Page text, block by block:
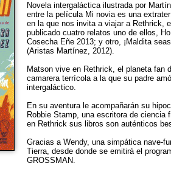
Novela intergaláctica ilustrada por
entre la película Mi novia es una
en la que nos invita a viajar a Rethrick,
publicado cuatro relatos uno de ellos,
Cosecha Eñe 2013; y otro, ¡Maldita
(Aristas Martínez, 2012).
Matson vive en Rethrick, el planeta fan
camarera terrícola a la que su padre
intergaláctico.
En su aventura le acompañarán su
Robbie Stamp, una escritora de
en Rethrick sus libros son auténticos
Gracias a Wendy, una simpática nave-
Tierra, desde donde se emitirá el
GROSSMAN.